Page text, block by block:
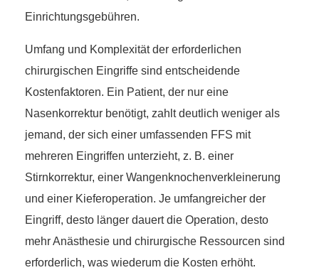
Einrichtungsgebühren.
Umfang und Komplexität der erforderlichen
chirurgischen Eingriffe sind entscheidende
Kostenfaktoren. Ein Patient, der nur eine
Nasenkorrektur benötigt, zahlt deutlich weniger als
jemand, der sich einer umfassenden FFS mit
mehreren Eingriffen unterzieht, z. B. einer
Stirnkorrektur, einer Wangenknochenverkleinerung
und einer Kieferoperation. Je umfangreicher der
Eingriff, desto länger dauert die Operation, desto
mehr Anästhesie und chirurgische Ressourcen sind
erforderlich, was wiederum die Kosten erhöht.